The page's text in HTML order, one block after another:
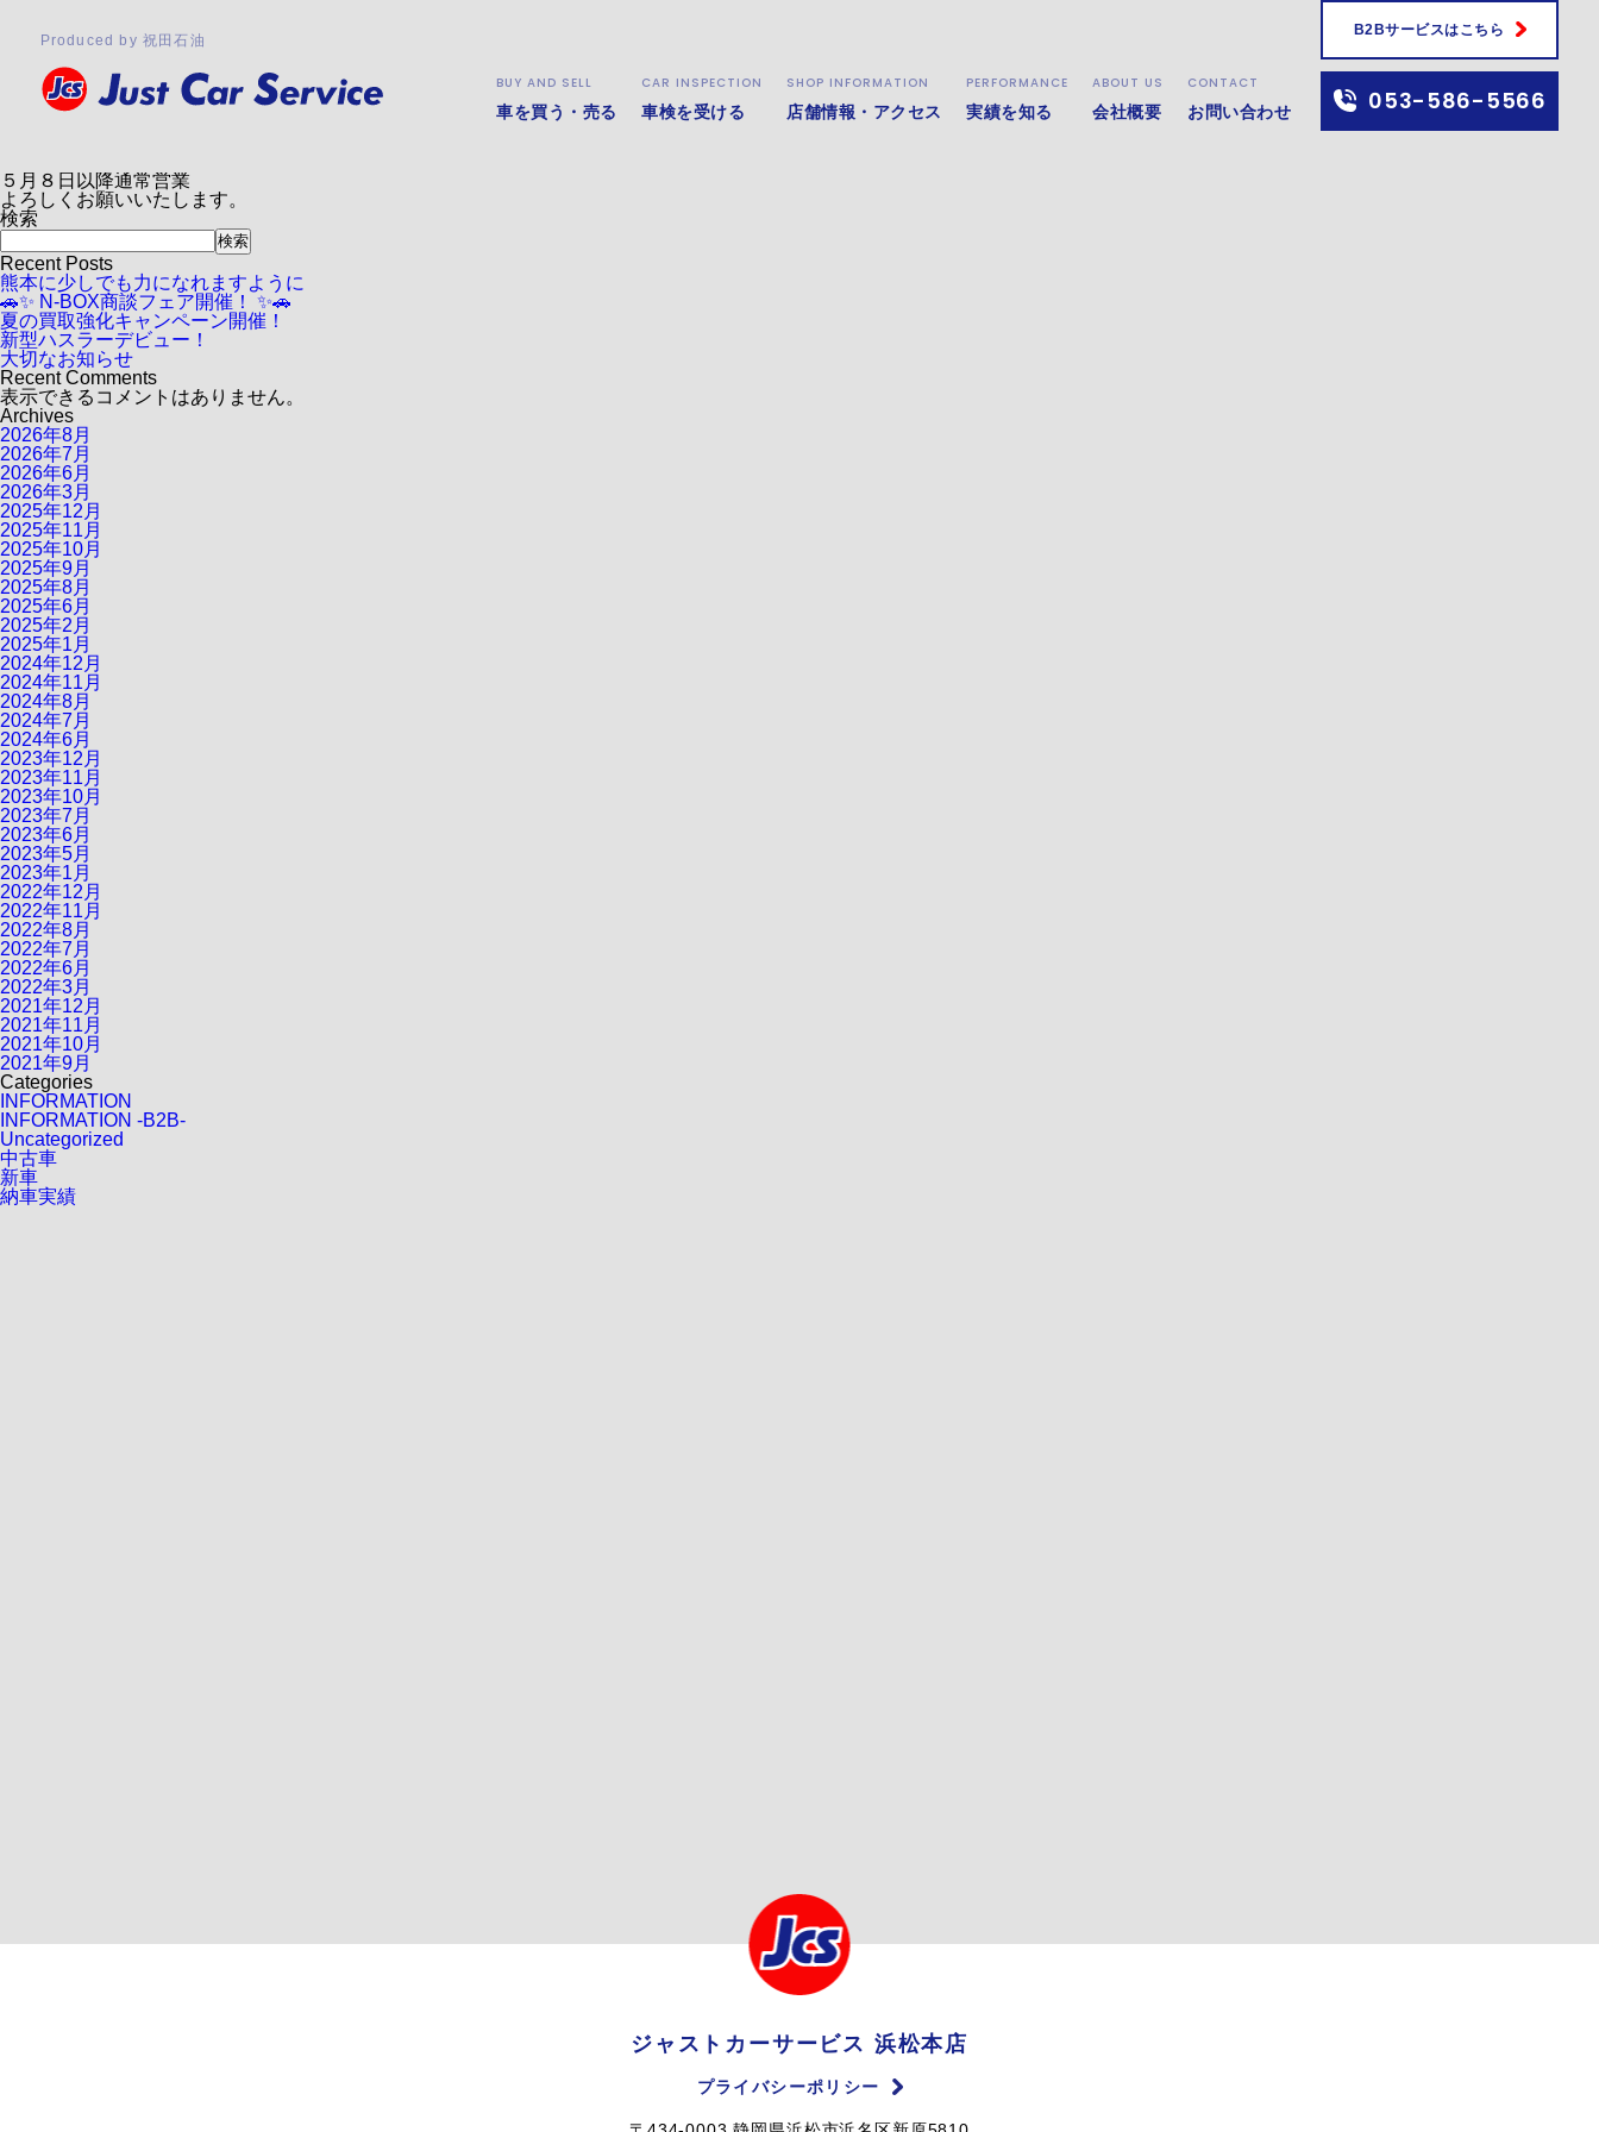
Produced by 祝田石油
BUY AND SELL
車を買う・売る
CAR INSPECTION
車検を受ける
SHOP INFORMATION
店舗情報・アクセス
PERFORMANCE
実績を知る
ABOUT US
会社概要
CONTACT
お問い合わせ
B2Bサービスはこちら
053-586-5566
GW期間中の営業について
いつも当店をご利用いただきありがとうございます。
当店のGW期間中の営業は下記のとおりです。
◎ 給油 ◎
５月８日以降通常営業
よろしくお願いいたします。
検索
検索
Recent Posts
熊本に少しでも力になれますように
🚗✨ N-BOX商談フェア開催！ ✨🚗
夏の買取強化キャンペーン開催！
新型ハスラーデビュー！
大切なお知らせ
Recent Comments
表示できるコメントはありません。
Archives
2026年8月
2026年7月
2026年6月
2026年3月
2025年12月
2025年11月
2025年10月
2025年9月
2025年8月
2025年6月
2025年2月
2025年1月
2024年12月
2024年11月
2024年8月
2024年7月
2024年6月
2023年12月
2023年11月
2023年10月
2023年7月
2023年6月
2023年5月
2023年1月
2022年12月
2022年11月
2022年8月
2022年7月
2022年6月
2022年3月
2021年12月
2021年11月
2021年10月
2021年9月
Categories
INFORMATION
INFORMATION -B2B-
Uncategorized
中古車
新車
納車実績
ジャストカーサービス 浜松本店
プライバシーポリシー